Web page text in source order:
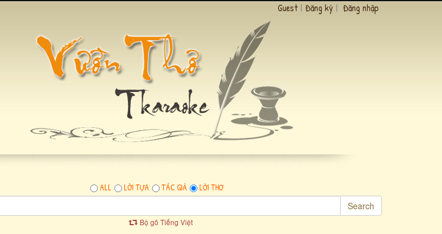
Guest | Đăng ký | Đăng nhập
ALL LỜI TỰA TÁC GIẢ LỜI THƠ
Search
Bộ gõ Tiếng Việt